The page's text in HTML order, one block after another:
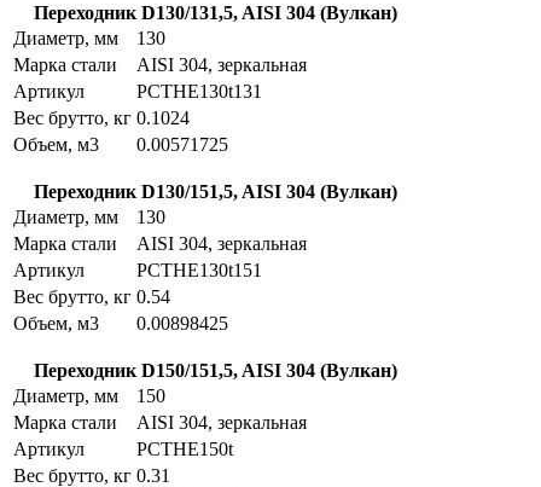
Переходник D130/131,5, AISI 304 (Вулкан)
Диаметр, мм
130
Марка стали
AISI 304, зеркальная
Артикул
PCTHE130t131
Вес брутто, кг 0.1024
Объем, м3
0.00571725
Переходник D130/151,5, AISI 304 (Вулкан)
Диаметр, мм
130
Марка стали
AISI 304, зеркальная
Артикул
PCTHE130t151
Вес брутто, кг 0.54
Объем, м3
0.00898425
Переходник D150/151,5, AISI 304 (Вулкан)
Диаметр, мм
150
Марка стали
AISI 304, зеркальная
Артикул
PCTHE150t
Вес брутто, кг 0.31